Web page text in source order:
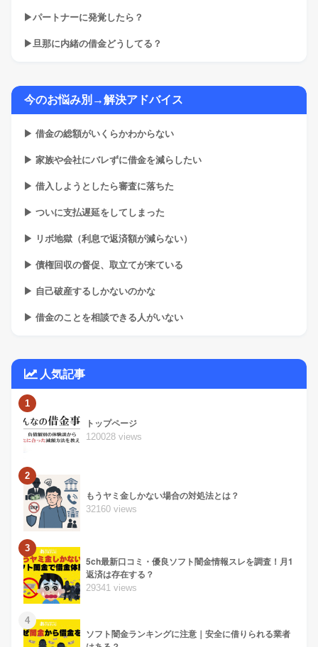
▶パートナーに発覚したら？
▶旦那に内緒の借金どうしてる？
今のお悩み別→解決アドバイス
▶ 借金の総額がいくらかわからない
▶ 家族や会社にバレずに借金を減らしたい
▶ 借入しようとしたら審査に落ちた
▶ ついに支払遅延をしてしまった
▶ リボ地獄（利息で返済額が減らない）
▶ 債権回収の督促、取立てが来ている
▶ 自己破産するしかないのかな
▶ 借金のことを相談できる人がいない
人気記事
1
トップページ
120028 views
2
もうヤミ金しかない場合の対処法とは？
32160 views
3
5ch最新口コミ・優良ソフト闇金情報スレを調査！月1
返済は存在する？
29341 views
4
ソフト闇金ランキングに注意｜安全に借りられる業者